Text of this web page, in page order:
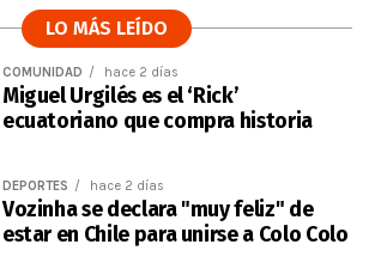
LO MÁS LEÍDO
COMUNIDAD hace 2 días
Miguel Urgilés es el ‘Rick’
ecuatoriano que compra historia
DEPORTES hace 2 días
Vozinha se declara "muy feliz" de
estar en Chile para unirse a Colo Colo